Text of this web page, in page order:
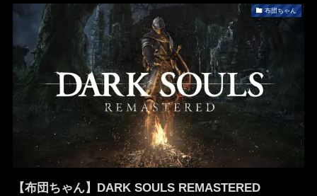
布団ちゃん
【布団ちゃん】DARK SOULS REMASTERED